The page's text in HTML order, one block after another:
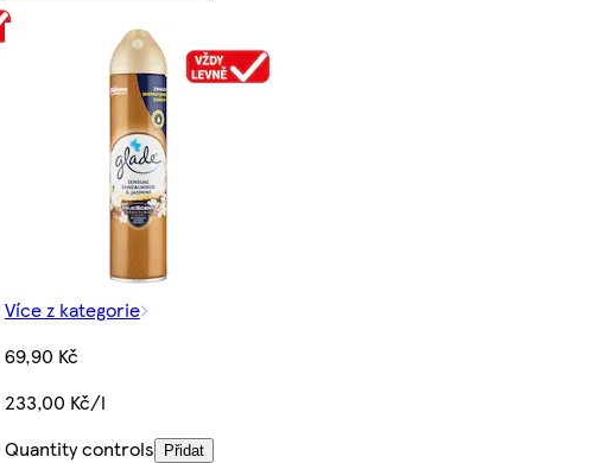
Více z kategorie
69,90 Kč
233,00 Kč/l
Quantity controls
Přidat